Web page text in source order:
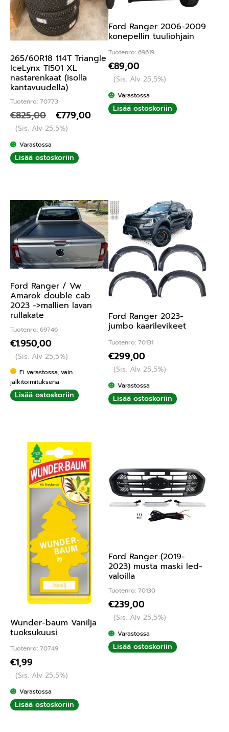
265/60R18 114T Triangle
IceLynx TI501 XL
nastarenkaat (isolla
kantavuudella)
Tuotenro: 70773
€825,00 €779,00
(Sis. Alv 25,5%)
Varastossa
Lisää ostoskoriin
Ford Ranger 2006-2009
konepellin tuuliohjain
Tuotenro: 69619
€89,00
(Sis. Alv 25,5%)
Varastossa
Lisää ostoskoriin
Ford Ranger / Vw
Amarok double cab
2023 ->mallien lavan
rullakate
Tuotenro: 69746
€1.950,00
(Sis. Alv 25,5%)
Ei varastossa, vain
jälkitoimituksena
Lisää ostoskoriin
Ford Ranger 2023-
jumbo kaarilevikeet
Tuotenro: 70131
€299,00
(Sis. Alv 25,5%)
Varastossa
Lisää ostoskoriin
Wunder-baum Vanilja
tuoksukuusi
Tuotenro: 70749
€1,99
(Sis. Alv 25,5%)
Varastossa
Lisää ostoskoriin
Ford Ranger (2019-
2023) musta maski led-
valoilla
Tuotenro: 70130
€239,00
(Sis. Alv 25,5%)
Varastossa
Lisää ostoskoriin